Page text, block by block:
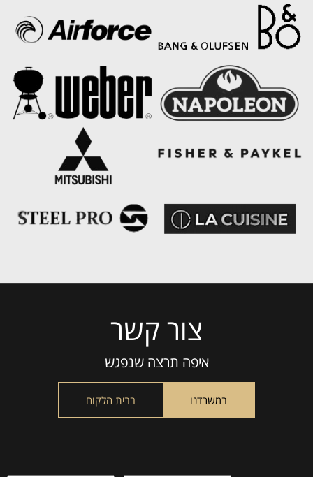
צור קשר
איפה תרצה שנפגש
במשרדנו בבית הלקוח